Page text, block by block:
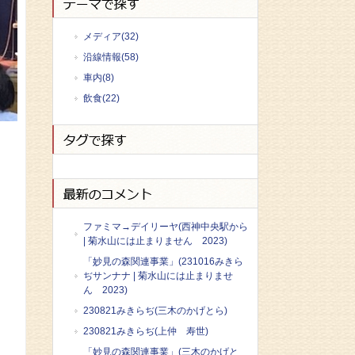
メディア(32)
沿線情報(58)
車内(8)
飲食(22)
ファミマ→デイリーヤ(西神中央駅から
| 菊水山には止まりません 2023)
「妙見の森関連事業」(231016みきら
ぢサンナナ | 菊水山には止まりませ
ん 2023)
230821みきらぢ(三木のかげとら)
230821みきらぢ(上仲 寿世)
「妙見の森関連事業」(三木のかげと